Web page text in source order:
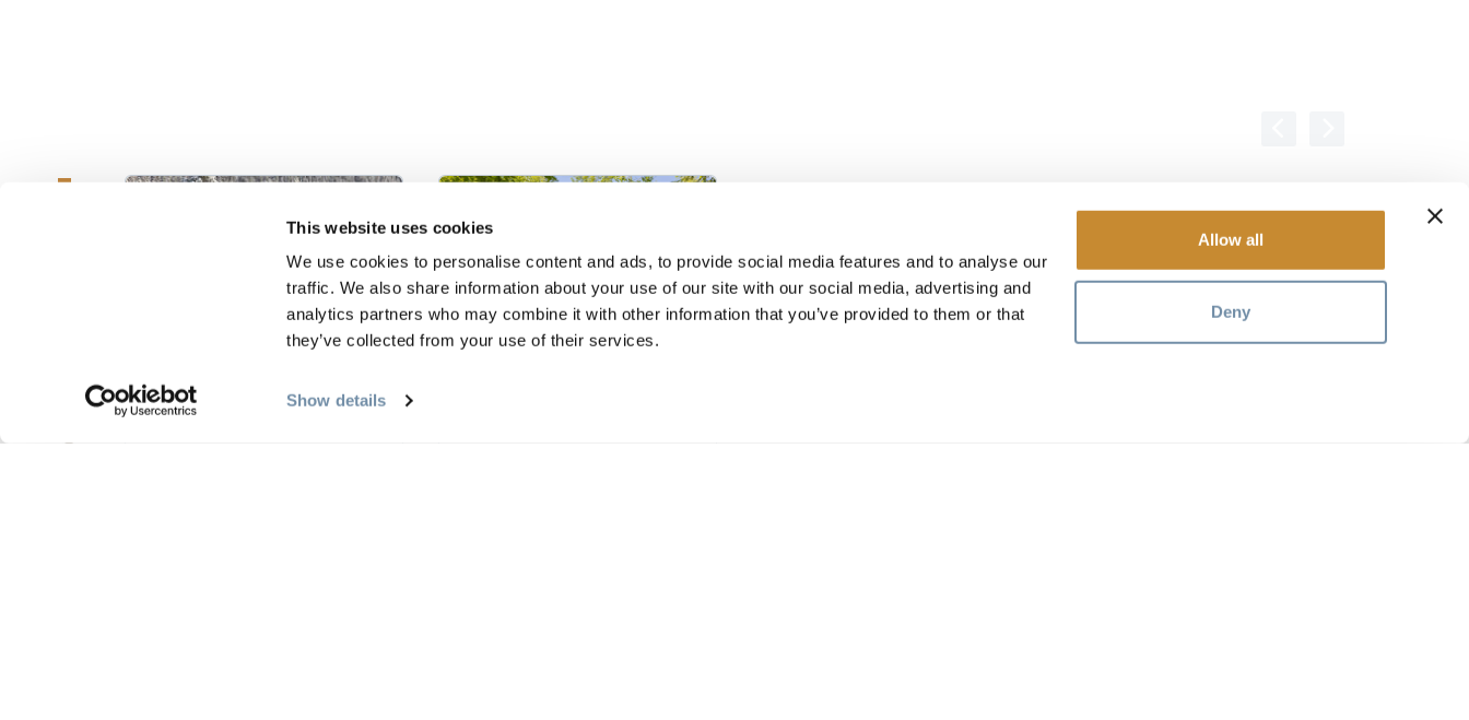
This website uses cookies
We use cookies to personalise content and ads, to provide social media features and to analyse our
traffic. We also share information about your use of our site with our social media, advertising and
analytics partners who may combine it with other information that you’ve provided to them or that
they’ve collected from your use of their services.
Show details
Allow all
Deny
HÉBERGEMENT MONT 7 LODGES